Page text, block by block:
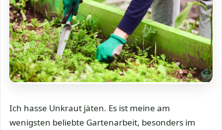
Ich hasse Unkraut jäten. Es ist meine am
wenigsten beliebte Gartenarbeit, besonders im